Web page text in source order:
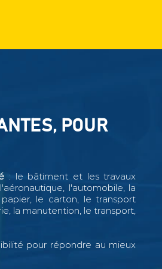
POUR
: le bâtiment et les travaux
l'automobile, la
le carton, le transport
la manutention, le transport,
pour répondre au mieux